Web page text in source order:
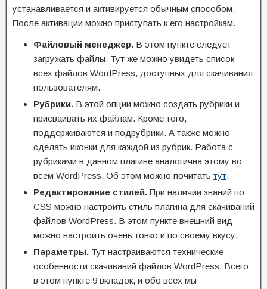
устанавливается и активируется обычным способом.
После активации можно приступать к его настройкам.
Файловый менеджер. В этом пункте следует
загружать файлы. Тут же можно увидеть список
всех файлов WordPress, доступных для скачивания
пользователям.
Рубрики. В этой опции можно создать рубрики и
присваивать их файлам. Кроме того,
поддерживаются и подрубрики. А также можно
сделать иконки для каждой из рубрик. Работа с
рубриками в данном плагине аналогична этому во
всём WordPress. Об этом можно почитать тут.
Редактирование стилей. При наличии знаний по
CSS можно настроить стиль плагина для скачиваний
файлов WordPress. В этом пункте внешний вид
можно настроить очень тонко и по своему вкусу.
Параметры. Тут настраиваются технические
особенности скачиваний файлов WordPress. Всего
в этом пункте 9 вкладок, и обо всех мы